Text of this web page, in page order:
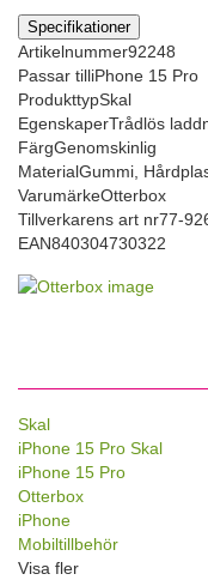
Specifikationer
Artikelnummer92248
Passar tilliPhone 15 Pro
ProdukttypSkal
EgenskaperTrådlös
FärgGenomskinlig
MaterialGummi,
VarumärkeOtterbox
Tillverkarens art nr77-
EAN840304730322
Skal
iPhone 15 Pro Skal
iPhone 15 Pro
Otterbox
iPhone
Mobiltillbehör
Visa fler